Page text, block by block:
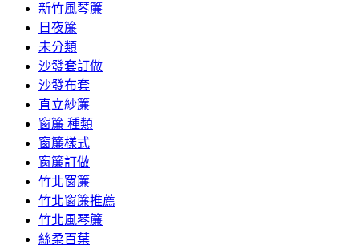
新竹風琴簾
日夜簾
未分類
沙發套訂做
沙發布套
直立紗簾
窗簾 種類
窗簾樣式
窗簾訂做
竹北窗簾
竹北窗簾推薦
竹北風琴簾
絲柔百葉